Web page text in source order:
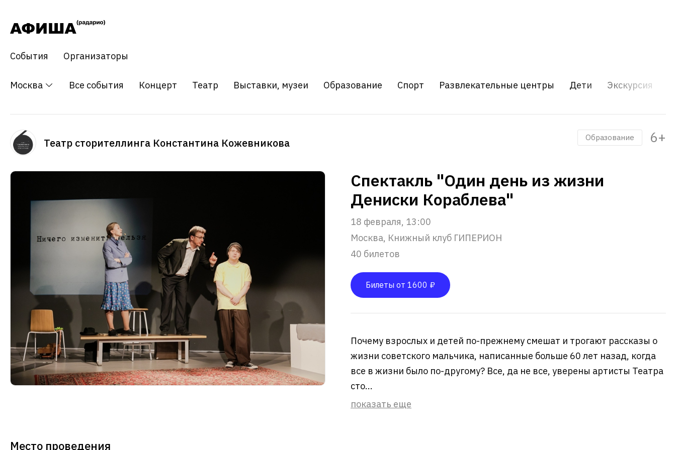
События Организаторы
Москва Все события Концерт Театр Выставки, музеи Образование Спорт Развлекательные центры Дети Экскурсия
Театр сторителлинга Константина Кожевникова Образование 6+
Спектакль "Один день из жизни
Дениски Кораблева"
18 февраля, 13:00
Москва, Книжный клуб ГИПЕРИОН
40 билетов
Билеты от 1600 ₽
Почему взрослых и детей по-прежнему смешат и трогают рассказы о
жизни советского мальчика, написанные больше 60 лет назад, когда
все в жизни было по-другому? Все, да не все, уверены артисты Театра
сто...
показать еще
Место проведения